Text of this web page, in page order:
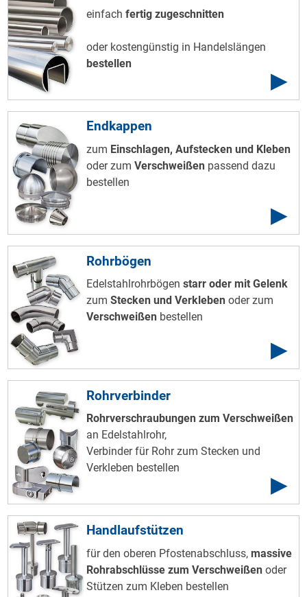
einfachfertig zugeschnitten
oder kostengünstig in Handelslängen
bestellen
Endkappen
zum Einschlagen, Aufstecken und Kleben
oder zumVerschweißen passend dazu
bestellen
Rohrbögen
Edelstahlrohrbögenstarr oder mit Gelenk
zumStecken und Verkleben oder zum
Verschweißen bestellen
Rohrverbinder
Rohrverschraubungen zum Verschweißen
an Edelstahlrohr,
Verbinder für Rohr zum Stecken und
Verkleben bestellen
Handlaufstützen
für den oberen Pfostenabschluss,massive
Rohrabschlüsse zum Verschweißen oder
Stützen zum Kleben bestellen